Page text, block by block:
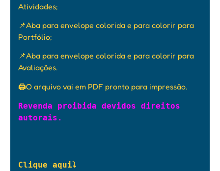
Atividades;
📌Aba para envelope colorida e para colorir para
Portfólio;
📌Aba para envelope colorida e para colorir para
Avaliações.
🖨️O arquivo vai em PDF pronto para impressão.
Revenda proibida devidos direitos
autorais.
Clique aqui⤵